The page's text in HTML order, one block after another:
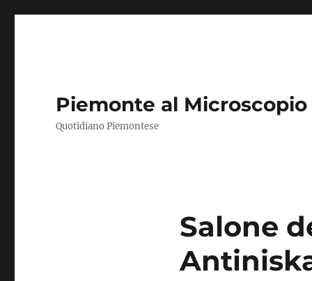
Piemonte al Microscopio
Quotidiano Piemontese
Salone